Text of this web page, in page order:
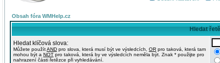
Obsah fóra WMHelp.cz
Hledat
Hledat klíčová slova:
Můžete použítAND pro slova, která musí být ve výsledcích, OR pro taková, která tam
mohou být a NOT pro taková, která by ve výsledcích neměla být. Znak * použijte pro
nahrazení části řetězce při vyhledávání.